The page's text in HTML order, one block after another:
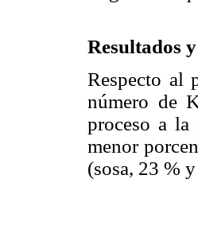
Resultados
Respecto al
número de
proceso a la
menor
(sosa, 23 % y